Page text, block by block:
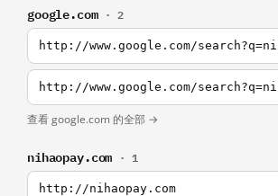
google.com · 2
http://www.google.com/
http://www.google.com/
查看 google.com 的全部 →
nihaopay.com · 1
http://nihaopay.com